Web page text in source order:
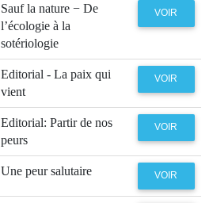
Sauf la nature − De
l’écologie à la
sotériologie
VOIR
Editorial - La paix qui
vient
VOIR
Editorial: Partir de nos
peurs
VOIR
Une peur salutaire VOIR